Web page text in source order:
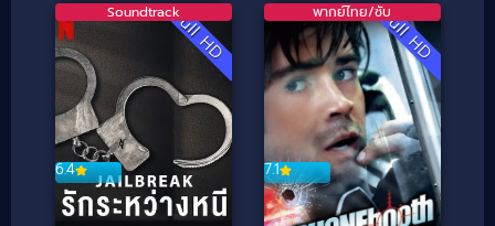
Full HD
6.4
Soundtrack Full HD
7.1
พากย์ไทย/ซับ